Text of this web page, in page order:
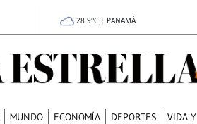
28.9°C | PANAMÁ
MUNDO ECONOMÍA DEPORTES VIDA